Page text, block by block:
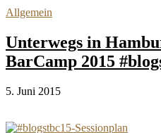
Allgemein
Unterwegs in
BarCamp 2015
5. Juni 2015